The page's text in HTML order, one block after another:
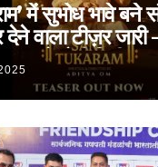
में सुभोध भावे बने
वाला टीज़र
को होगी रिलीज़